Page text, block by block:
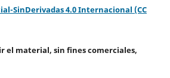
SinDerivadas 4.0 Internacional (CC
el material, sin fines comerciales,